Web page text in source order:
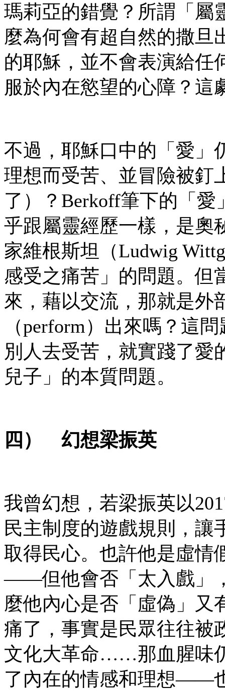
瑪莉亞的錯覺？所謂「屬
麼為何會有超自然的撒旦
的耶穌，並不會表演給任
服於內在慾望的心障？這
不過，耶穌口中的「愛」
理想而受苦、並冒險被釘
了）？Berkoff筆下的「
乎跟屬靈經歷一樣，是奧
家維根斯坦（Ludwig
感受之痛苦」的問題。但
來，藉以交流，那就是外
（perform）出來嗎？這
別人去受苦，就實踐了愛
兒子」的本質問題。
四） 幻想梁振英
我曾幻想，若梁振英以
民主制度的遊戲規則，讓
取得民心。也許他是虛情
——但他會否「太入戲」
麼他內心是否「虛偽」又
痛了，事實是民眾往往被
文化大革命……那血腥味
了內在的情感和理想——